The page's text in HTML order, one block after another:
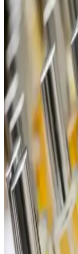
Bargello 384
Koku ile Günlük
Bargello 384 Kadın
sağlayan, ferah ve
ideal bir seçenektir.
Jean Paul
Parfümü: Koku
Jean Paul Gaultier La
tatlı başlangıcıyla
ve kremamsı bir
taşıyor.
1990'lar ve
Hafif ve Tatlı
1990'lar ve 2000'lerin
beyaz şişesi ve
kokusuyla nostalji
Dior Poison
Yaşlanmanın